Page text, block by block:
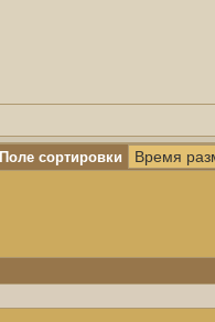
Поле сортировки